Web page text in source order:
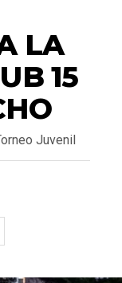
LA
15
Juvenil